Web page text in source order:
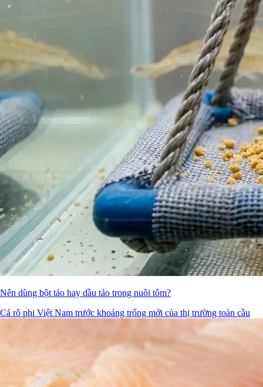
Nên dùng bột tảo hay dầu tảo trong nuôi tôm?
Cá rô phi Việt Nam trước khoảng trống mới của thị trường toàn cầu